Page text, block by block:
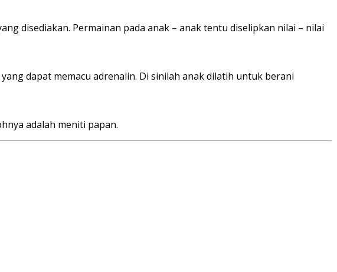
disediakan. Permainan pada anak – anak tentu diselipkan nilai – nilai
dapat memacu adrenalin. Di sinilah anak dilatih untuk berani
adalah meniti papan.